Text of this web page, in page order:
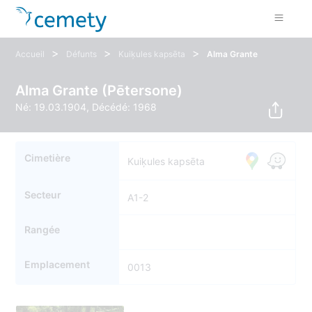
Accueil > Défunts > Kuiķules kapsēta > Alma Grante
Alma Grante (Pētersone)
Né: 19.03.1904, Décédé: 1968
Cimetière Kuiķules kapsēta
Secteur A1-2
Rangée
Emplacement 0013